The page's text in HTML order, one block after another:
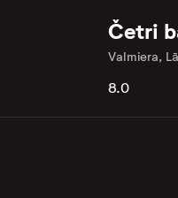
Četri
Valmiera,
8.0